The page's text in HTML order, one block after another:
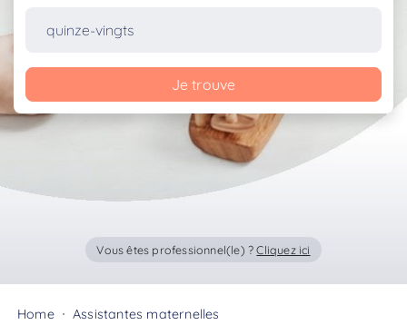
Je trouve
Vous êtes professionnel(le) ?Cliquez ici
Home
Assistantes maternelles